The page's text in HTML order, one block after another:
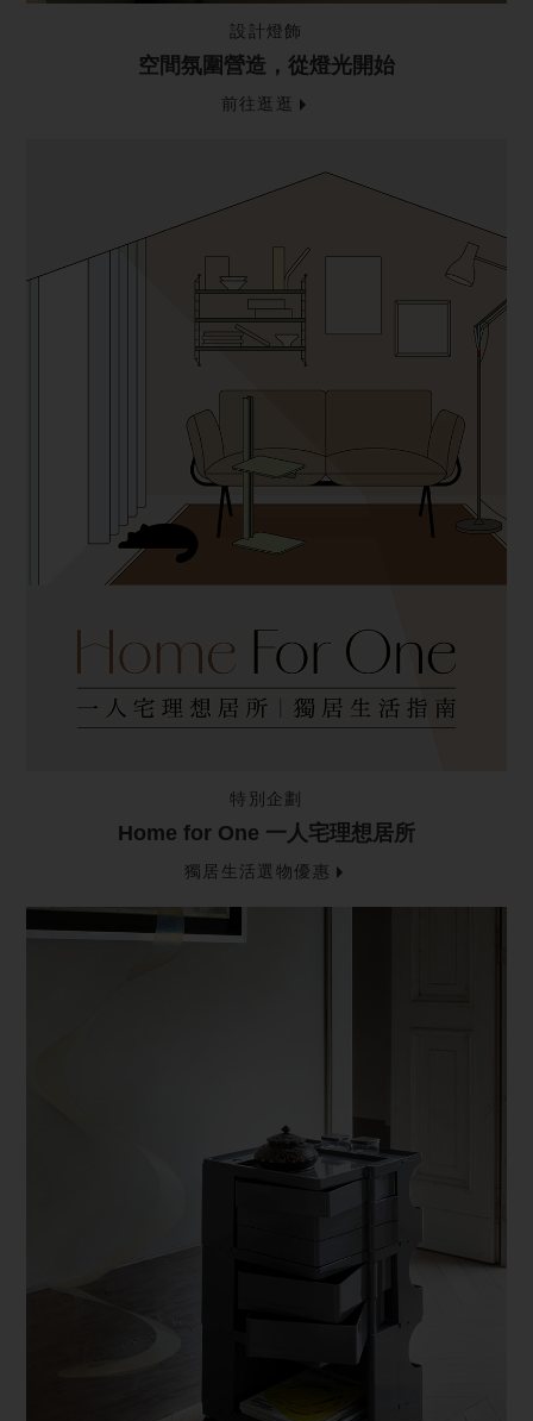
設計燈飾
空間氛圍營造，從燈光開始
前往逛逛
特別企劃
Home for One 一人宅理想居所
獨居生活選物優惠